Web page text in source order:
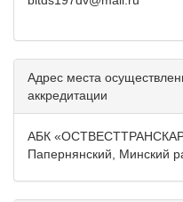
Адрес места
аккредитации
АБК
Папернянский, Минский